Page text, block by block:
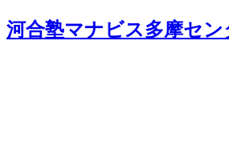
河合塾マナビス多摩セン